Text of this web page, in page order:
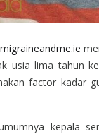
usia lima tahun
factor kadar
kepala